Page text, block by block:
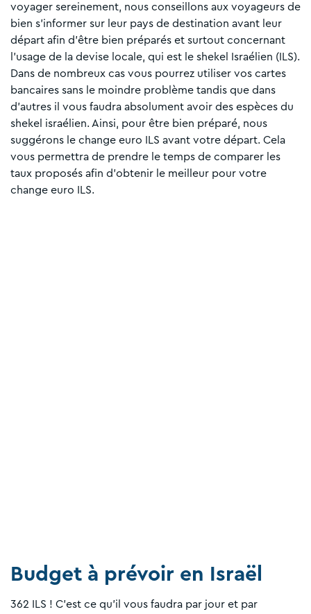
voyager sereinement, nous conseillons aux voyageurs de
bien s’informer sur leur pays de destination avant leur
départ afin d'être bien préparés et surtout concernant
l’usage de la devise locale, qui est le shekel Israélien (ILS).
Dans de nombreux cas vous pourrez utiliser vos cartes
bancaires sans le moindre problème tandis que dans
d’autres il vous faudra absolument avoir des espèces du
shekel israélien. Ainsi, pour être bien préparé, nous
suggérons le change euro ILS avant votre départ. Cela
vous permettra de prendre le temps de comparer les
taux proposés afin d’obtenir le meilleur pour votre
change euro ILS.
Budget à prévoir en Israël
362 ILS ! C’est ce qu’il vous faudra par jour et par